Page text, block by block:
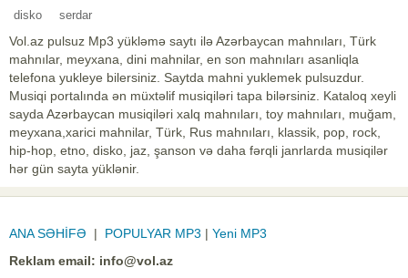
disko serdar
Vol.az pulsuz Mp3 yükləmə saytı ilə Azərbaycan mahnıları, Türk
mahnılar, meyxana, dini mahnilar, en son mahnıları asanliqla
telefona yukleye bilersiniz. Saytda mahni yuklemek pulsuzdur.
Musiqi portalında ən müxtəlif musiqiləri tapa bilərsiniz. Kataloq xeyli
sayda Azərbaycan musiqiləri xalq mahnıları, toy mahnıları, muğam,
meyxana,xarici mahnilar, Türk, Rus mahnıları, klassik, pop, rock,
hip-hop, etno, disko, jaz, şanson və daha fərqli janrlarda musiqilər
hər gün sayta yüklənir.
ANA SƏHİFƏ | POPULYAR MP3 | Yeni MP3
Reklam email: info@vol.az